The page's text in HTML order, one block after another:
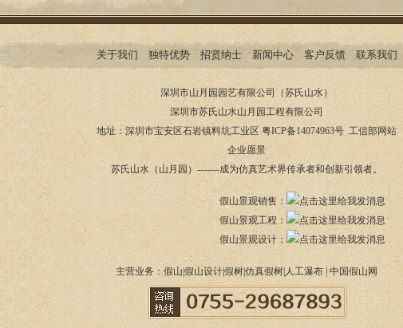
关于我们 独特优势 招贤纳士 新闻中心 客户反馈 联系我们
深圳市山月园园艺有限公司（苏氏山水）
深圳市苏氏山水山月园工程有限公司
地址：深圳市宝安区石岩镇料坑工业区 粤ICP备14074963号 工信部网站
企业愿景
苏氏山水（山月园）-------成为仿真艺术界传承者和创新引领者。
假山景观销售：
假山景观工程：
假山景观设计：
主营业务：假山|假山设计假树|仿真假树人工瀑布 中国假山网